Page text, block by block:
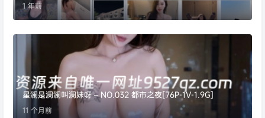
1 年前
星澜是澜澜叫澜妹呀 – NO.032 都市之夜[76P-1V-1.9G]
11 个月前